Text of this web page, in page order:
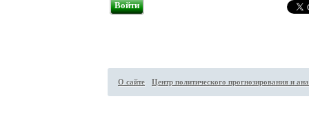
Войти
О сайте Центр политического прогнозирования и